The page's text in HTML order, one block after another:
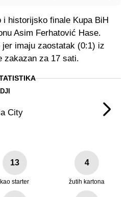
historijsko finale Kupa BiH
Asim Ferhatović Hase.
imaju zaostatak (0:1) iz
zakazan za 17 sati.
City
13
kao starter
4
žutih kartona